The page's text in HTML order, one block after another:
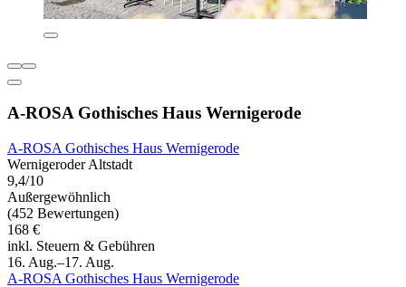
A-ROSA Gothisches Haus Wernigerode
A-ROSA Gothisches Haus Wernigerode
Wernigeroder Altstadt
9,4/10
Außergewöhnlich
(452 Bewertungen)
168 €
inkl. Steuern & Gebühren
16. Aug.–17. Aug.
A-ROSA Gothisches Haus Wernigerode